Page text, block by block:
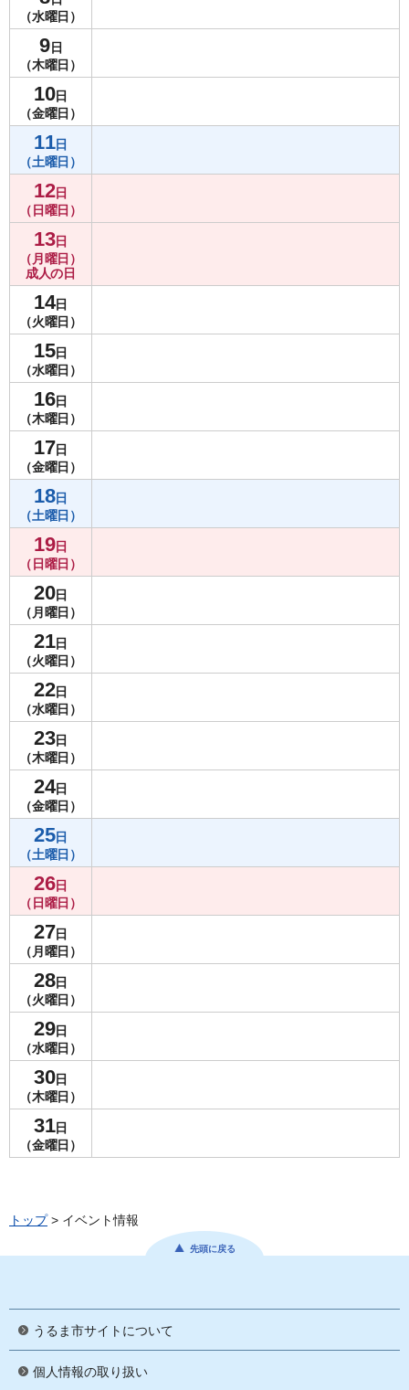
（水曜日）
9日
（木曜日）
10日
（金曜日）
11日
（土曜日）
12日
（日曜日）
13日
（月曜日）
成人の日
14日
（火曜日）
15日
（水曜日）
16日
（木曜日）
17日
（金曜日）
18日
（土曜日）
19日
（日曜日）
20日
（月曜日）
21日
（火曜日）
22日
（水曜日）
23日
（木曜日）
24日
（金曜日）
25日
（土曜日）
26日
（日曜日）
27日
（月曜日）
28日
（火曜日）
29日
（水曜日）
30日
（木曜日）
31日
（金曜日）
トップ> イベント情報
先頭に戻る
うるま市サイトについて
個人情報の取り扱い